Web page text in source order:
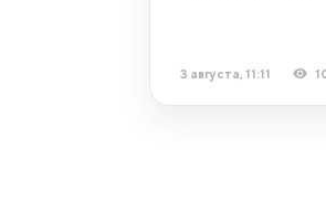
3 августа, 11:11